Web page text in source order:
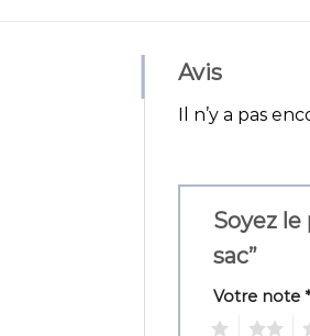
Avis
Il n’y a pas
Soyez
sac”
Votre note *